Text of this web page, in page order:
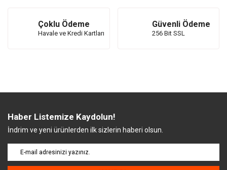
Çoklu Ödeme
Havale ve Kredi Kartları
Güvenli Ödeme
256 Bit SSL
Haber Listemize Kaydolun!
İndrim ve yeni ürünlerden ilk sizlerin haberi olsun.